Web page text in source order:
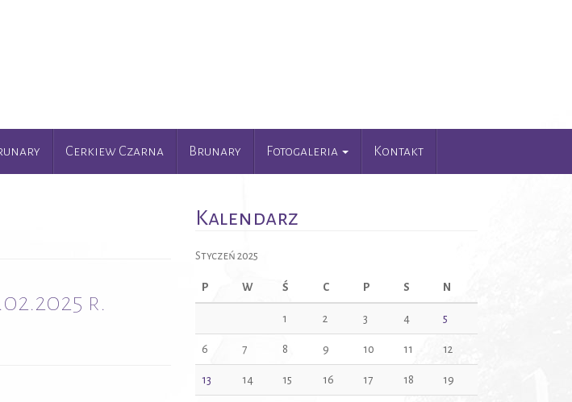
Cerkiew Czarna Brunary Fotogaleria Kontakt
r.
Kalendarz
Styczeń 2025
P W Ś C P S N
1 2 3 4 5
6 7 8 9 10 11 12
13 14 15 16 17 18 19